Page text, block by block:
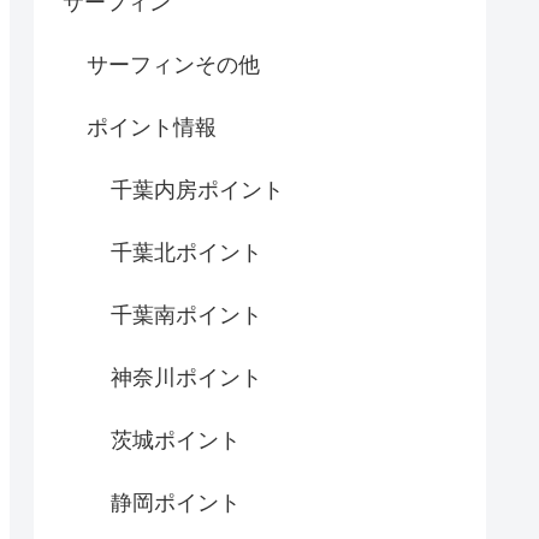
サーフィンその他
ポイント情報
千葉内房ポイント
千葉北ポイント
千葉南ポイント
神奈川ポイント
茨城ポイント
静岡ポイント